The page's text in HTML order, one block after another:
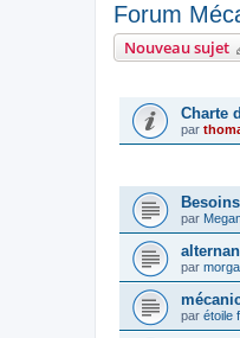
Forum
Nouveau sujet
Charte
par
par
par
par étoile